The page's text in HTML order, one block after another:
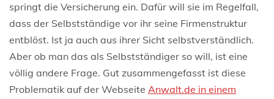
springt die Versicherung ein. Dafür will sie im Regelfall,
dass der Selbstständige vor ihr seine Firmenstruktur
entblöst. Ist ja auch aus ihrer Sicht selbstverständlich.
Aber ob man das als Selbstständiger so will, ist eine
völlig andere Frage. Gut zusammengefasst ist diese
Problematik auf der Webseite Anwalt.de in einem